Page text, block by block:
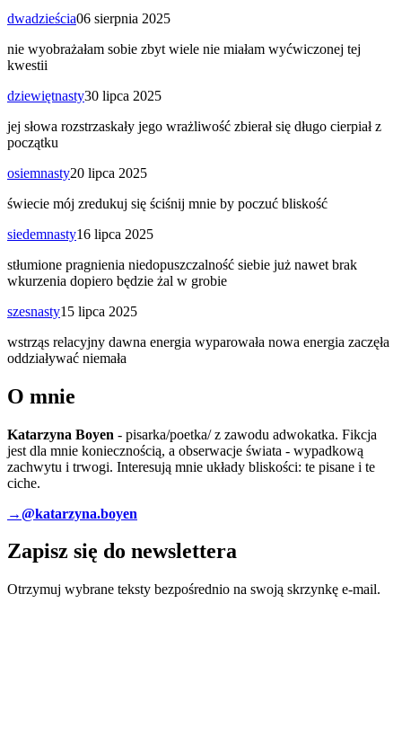
dwadzieścia06 sierpnia 2025
nie wyobrażałam sobie zbyt wiele nie miałam wyćwiczonej tej
kwestii
dziewiętnasty30 lipca 2025
jej słowa rozstrzaskały jego wrażliwość zbierał się długo cierpiał z
początku
osiemnasty20 lipca 2025
świecie mój zredukuj się ściśnij mnie by poczuć bliskość
siedemnasty16 lipca 2025
stłumione pragnienia niedopuszczalność siebie już nawet brak
wkurzenia dopiero będzie żal w grobie
szesnasty15 lipca 2025
wstrząs relacyjny dawna energia wyparowała nowa energia zaczęła
oddziaływać niemała
O mnie
Katarzyna Boyen - pisarka/poetka/ z zawodu adwokatka. Fikcja
jest dla mnie koniecznością, a obserwacje świata - wypadkową
zachwytu i trwogi. Interesują mnie układy bliskości: te pisane i te
ciche.
→@katarzyna.boyen
Zapisz się do newslettera
Otrzymuj wybrane teksty bezpośrednio na swoją skrzynkę e-mail.